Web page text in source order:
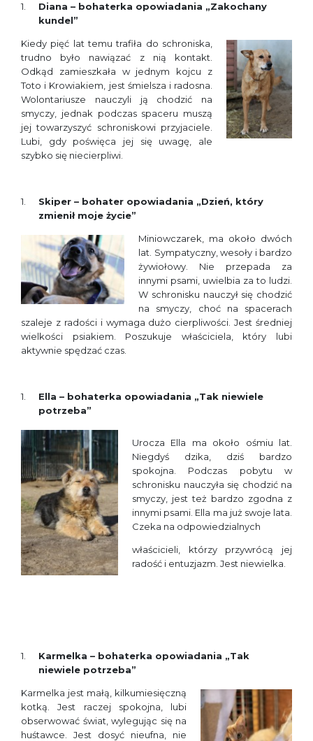
Diana – bohaterka opowiadania „Zakochany
kundel”
Kiedy pięć lat temu trafiła do schroniska,
trudno było nawiązać z nią kontakt.
Odkąd zamieszkała w jednym kojcu z
Toto i Krowiakiem, jest śmielsza i radosna.
Wolontariusze nauczyli ją chodzić na
smyczy, jednak podczas spaceru muszą
jej towarzyszyć schroniskowi przyjaciele.
Lubi, gdy poświęca jej się uwagę, ale
szybko się niecierpliwi.
Skiper – bohater opowiadania „Dzień, który
zmienił moje życie”
Miniowczarek, ma około dwóch
lat. Sympatyczny, wesoły i bardzo
żywiołowy. Nie przepada za
innymi psami, uwielbia za to ludzi.
W schronisku nauczył się chodzić
na smyczy, choć na spacerach
szaleje z radości i wymaga dużo cierpliwości. Jest średniej
wielkości psiakiem. Poszukuje właściciela, który lubi
aktywnie spędzać czas.
Ella – bohaterka opowiadania „Tak niewiele
potrzeba”
Urocza Ella ma około ośmiu lat.
Niegdyś dzika, dziś bardzo
spokojna. Podczas pobytu w
schronisku nauczyła się chodzić na
smyczy, jest też bardzo zgodna z
innymi psami. Ella ma już swoje lata.
Czeka na odpowiedzialnych
właścicieli, którzy przywrócą jej
radość i entuzjazm. Jest niewielka.
Karmelka – bohaterka opowiadania „Tak
niewiele potrzeba”
Karmelka jest małą, kilkumiesięczną
kotką. Jest raczej spokojna, lubi
obserwować świat, wylegując się na
huśtawce. Jest dosyć nieufna, nie